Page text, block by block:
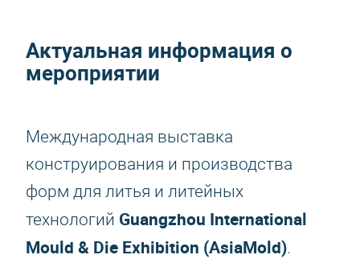
Актуальная информация о
мероприятии
Международная выставка
конструирования и производства
форм для литья и литейных
технологий Guangzhou International
Mould & Die Exhibition (AsiaMold).